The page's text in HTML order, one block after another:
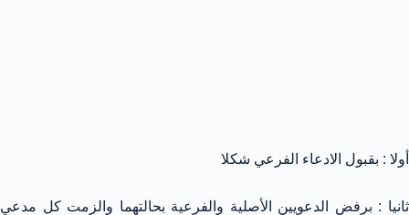
أولا : بقبول الادعاء الفرعي شكلا
ثانيا : برفض الدعويين الأصلية والفرعية بحالتهما والزمت كل مدعي